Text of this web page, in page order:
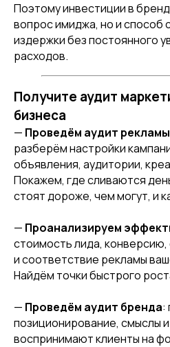
Поэтому инвестиции в
вопрос имиджа, но и способ
издержки без постоянного
расходов.
Получите аудит
бизнеса
— Проведём аудит
разберём настройки
объявления, аудитории,
Покажем, где сливаются
стоят дороже, чем могут, и
— Проанализируем
стоимость лида,
и соответствие рекламы
Найдём точки быстрого
— Проведём аудит бренда:
позиционирование, смыслы и
воспринимают клиенты на